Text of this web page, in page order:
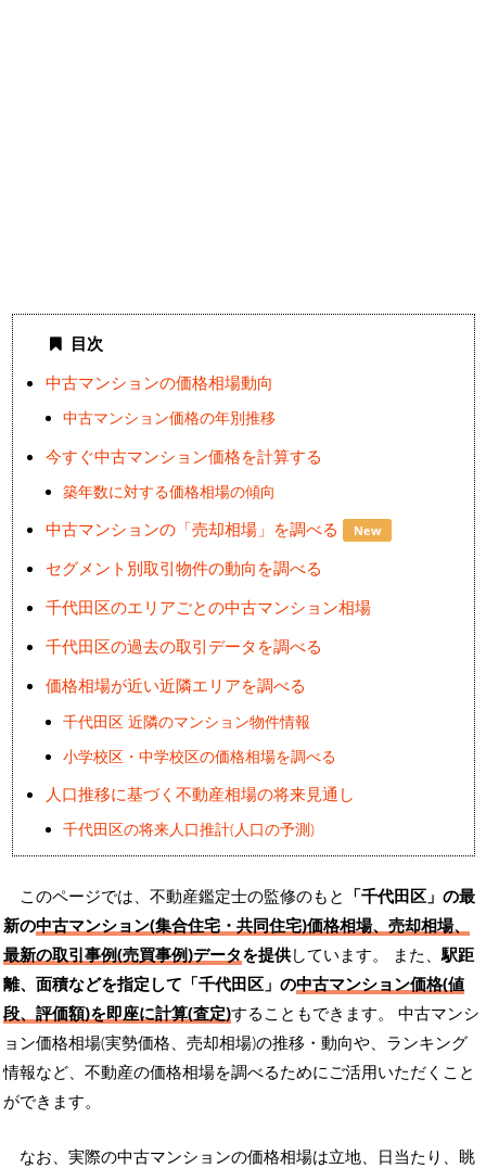
目次
中古マンションの価格相場動向
中古マンション価格の年別推移
今すぐ中古マンション価格を計算する
築年数に対する価格相場の傾向
中古マンションの「売却相場」を調べる New
セグメント別取引物件の動向を調べる
千代田区のエリアごとの中古マンション相場
千代田区の過去の取引データを調べる
価格相場が近い近隣エリアを調べる
千代田区 近隣のマンション物件情報
小学校区・中学校区の価格相場を調べる
人口推移に基づく不動産相場の将来見通し
千代田区の将来人口推計(人口の予測)
このページでは、不動産鑑定士の監修のもと 「千代田区」の最
新の中古マンション(集合住宅・共同住宅)価格相場、売却相場、
最新の取引事例(売買事例)データを提供しています。 また、 駅距
離、面積などを指定して「千代田区」の中古マンション価格(値
段、評価額)を即座に計算(査定)することもできます。 中古マンシ
ョン価格相場(実勢価格、売却相場)の推移・動向や、ランキング
情報など、不動産の価格相場を調べるためにご活用いただくこと
ができます。
なお、実際の中古マンションの価格相場は立地、日当たり、眺